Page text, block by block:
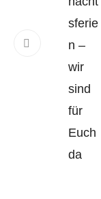
sferie
n –
wir
sind
für
Euch
da